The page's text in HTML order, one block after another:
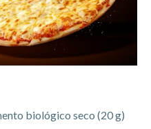
biológico seco (20 g)